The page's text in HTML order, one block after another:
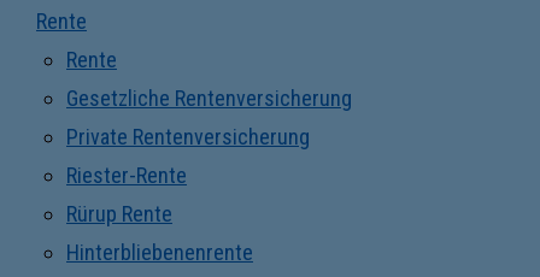
Rente
Rente
Gesetzliche Rentenversicherung
Private Rentenversicherung
Riester-Rente
Rürup Rente
Hinterbliebenenrente